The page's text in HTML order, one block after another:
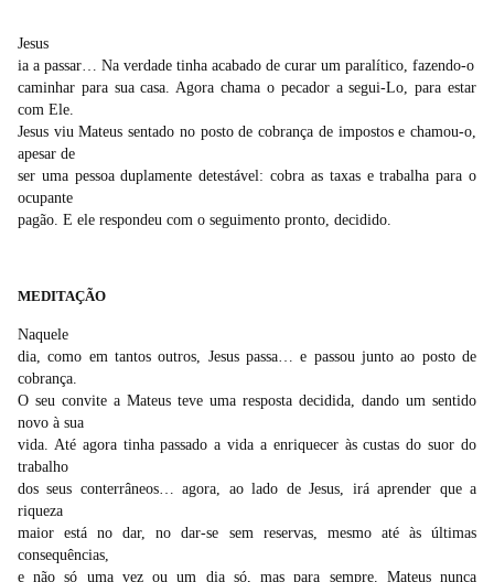
Jesus
ia a passar… Na verdade tinha acabado de curar um paralítico, fazendo-o
caminhar para sua casa. Agora chama o pecador a segui-Lo, para estar
com Ele.
Jesus viu Mateus sentado no posto de cobrança de impostos e chamou-o,
apesar de
ser uma pessoa duplamente detestável: cobra as taxas e trabalha para o
ocupante
pagão. E ele respondeu com o seguimento pronto, decidido.
MEDITAÇÃO
Naquele
dia, como em tantos outros, Jesus passa… e passou junto ao posto de
cobrança.
O seu convite a Mateus teve uma resposta decidida, dando um sentido
novo à sua
vida. Até agora tinha passado a vida a enriquecer às custas do suor do
trabalho
dos seus conterrâneos… agora, ao lado de Jesus, irá aprender que a
riqueza
maior está no dar, no dar-se sem reservas, mesmo até às últimas
consequências,
e não só uma vez ou um dia só, mas para sempre. Mateus nunca